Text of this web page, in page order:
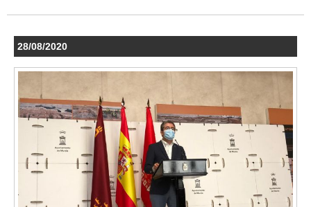
28/08/2020